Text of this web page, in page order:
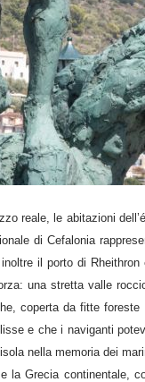
reale, le abitazioni
di Cefalonia
il porto di
una stretta valle
coperta da fitte
e che i naviganti
nella memoria dei
la Grecia continentale,